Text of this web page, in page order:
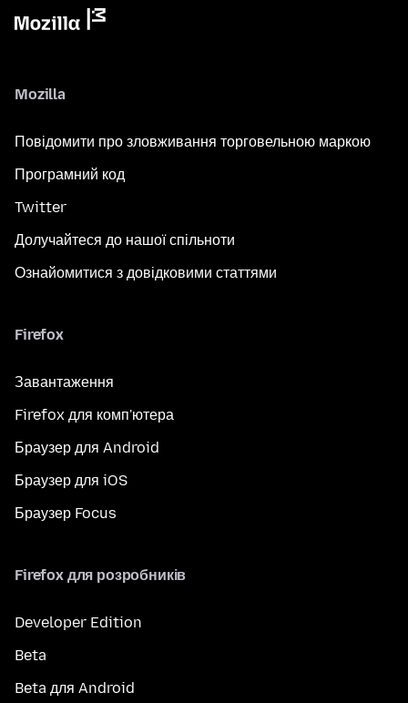
Mozilla
Повідомити про зловживання торговельною маркою
Програмний код
Twitter
Долучайтеся до нашої спільноти
Ознайомитися з довідковими статтями
Firefox
Завантаження
Firefox для комп'ютера
Браузер для Android
Браузер для iOS
Браузер Focus
Firefox для розробників
Developer Edition
Beta
Beta для Android